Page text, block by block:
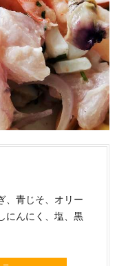
、青じそ、オリー
にんにく、塩、黒